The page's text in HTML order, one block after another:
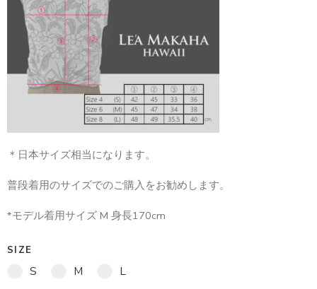
＊日本サイズ相当になります。
普段着用のサイズでのご購入をお勧めします。
*モデル着用サイズ M 身長170cm
SIZE
S M L